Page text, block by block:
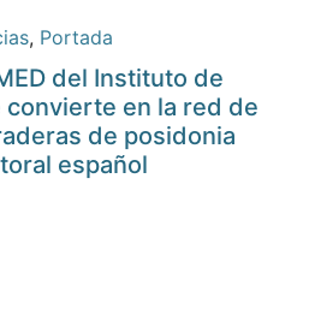
, Portada
del Instituto de
convierte en la red de
de posidonia
español